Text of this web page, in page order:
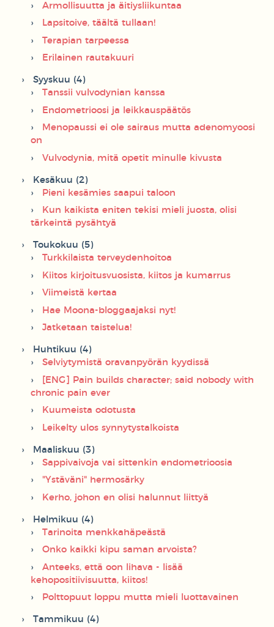
Armollisuutta ja äitiysliikuntaa
Lapsitoive, täältä tullaan!
Terapian tarpeessa
Erilainen rautakuuri
Syyskuu (4)
Tanssii vulvodynian kanssa
Endometrioosi ja leikkauspäätös
Menopaussi ei ole sairaus mutta adenomyoosi
on
Vulvodynia, mitä opetit minulle kivusta
Kesäkuu (2)
Pieni kesämies saapui taloon
Kun kaikista eniten tekisi mieli juosta, olisi
tärkeintä pysähtyä
Toukokuu (5)
Turkkilaista terveydenhoitoa
Kiitos kirjoitusvuosista, kiitos ja kumarrus
Viimeistä kertaa
Hae Moona-bloggaajaksi nyt!
Jatketaan taistelua!
Huhtikuu (4)
Selviytymistä oravanpyörän kyydissä
[ENG] Pain builds character; said nobody with
chronic pain ever
Kuumeista odotusta
Leikelty ulos synnytystalkoista
Maaliskuu (3)
Sappivaivoja vai sittenkin endometrioosia
"Ystäväni" hermosärky
Kerho, johon en olisi halunnut liittyä
Helmikuu (4)
Tarinoita menkkahäpeästä
Onko kaikki kipu saman arvoista?
Anteeks, että oon lihava - lisää
kehopositiivisuutta, kiitos!
Polttopuut loppu mutta mieli luottavainen
Tammikuu (4)